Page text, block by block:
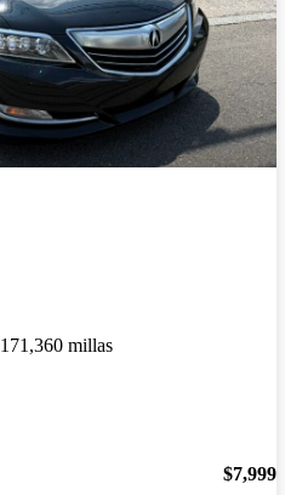
171,360 millas
$7,999